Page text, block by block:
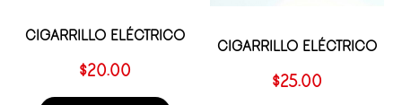
CIGARRILLO ELÉCTRICO
$20.00
CIGARRILLO ELÉCTRICO
$25.00